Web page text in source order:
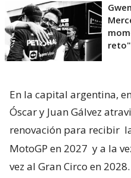
reto"
En la capital argentina,
Óscar y Juan Gálvez
renovación para recibir
MotoGP en 2027 y a la
vez al Gran Circo en 2028.